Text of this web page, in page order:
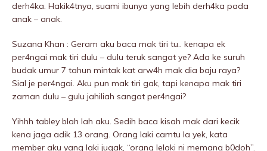
derh4ka. Hakik4tnya, suami ibunya yang lebih derh4ka pada
anak – anak.
Suzana Khan : Geram aku baca mak tiri tu.. kenapa ek
per4ngai mak tiri dulu – dulu teruk sangat ye? Ada ke suruh
budak umur 7 tahun mintak kat arw4h mak dia baju raya?
SiaI je per4ngai. Aku pun mak tiri gak, tapi kenapa mak tiri
zaman dulu – gulu jahiIiah sangat per4ngai?
Yihhh tabley blah lah aku. Sedih baca kisah mak dari kecik
kena jaga adik 13 orang. Orang laki camtu la yek, kata
member aku yang laki jugak, “orang lelaki ni memang b0doh”.